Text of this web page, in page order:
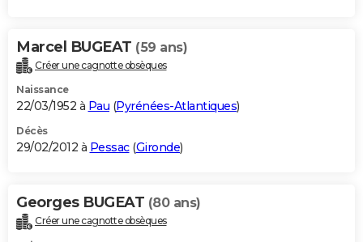
Marcel BUGEAT (59 ans)
Créer une cagnotte obsèques
Naissance
22/03/1952 à Pau (Pyrénées-Atlantiques)
Décès
29/02/2012 à Pessac(Gironde)
Georges BUGEAT (80 ans)
Créer une cagnotte obsèques